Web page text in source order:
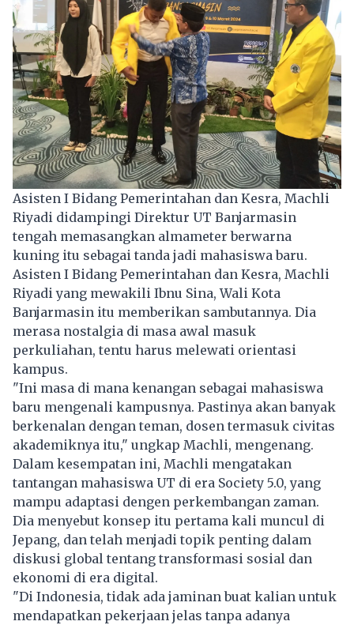
Asisten I Bidang Pemerintahan dan Kesra, Machli
Riyadi didampingi Direktur UT Banjarmasin
tengah memasangkan almameter berwarna
kuning itu sebagai tanda jadi mahasiswa baru.
Asisten I Bidang Pemerintahan dan Kesra, Machli
Riyadi yang mewakili Ibnu Sina, Wali Kota
Banjarmasin itu memberikan sambutannya. Dia
merasa nostalgia di masa awal masuk
perkuliahan, tentu harus melewati orientasi
kampus.
"Ini masa di mana kenangan sebagai mahasiswa
baru mengenali kampusnya. Pastinya akan banyak
berkenalan dengan teman, dosen termasuk civitas
akademiknya itu," ungkap Machli, mengenang.
Dalam kesempatan ini, Machli mengatakan
tantangan mahasiswa UT di era Society 5.0, yang
mampu adaptasi dengen perkembangan zaman.
Dia menyebut konsep itu pertama kali muncul di
Jepang, dan telah menjadi topik penting dalam
diskusi global tentang transformasi sosial dan
ekonomi di era digital.
"Di Indonesia, tidak ada jaminan buat kalian untuk
mendapatkan pekerjaan jelas tanpa adanya